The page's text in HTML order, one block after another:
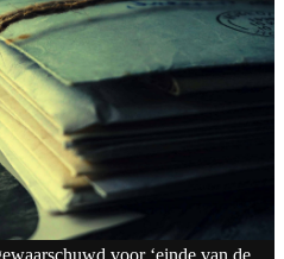
voor ‘einde van de